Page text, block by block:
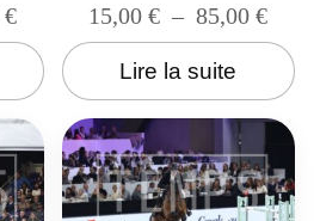
€ 15,00€ – 85,00€
Lire la suite